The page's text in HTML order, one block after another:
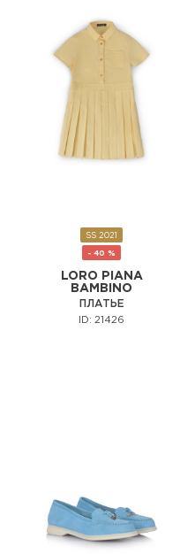
SS 2021
- 40 %
LORO PIANA
BAMBINO
ПЛАТЬЕ
ID: 21426